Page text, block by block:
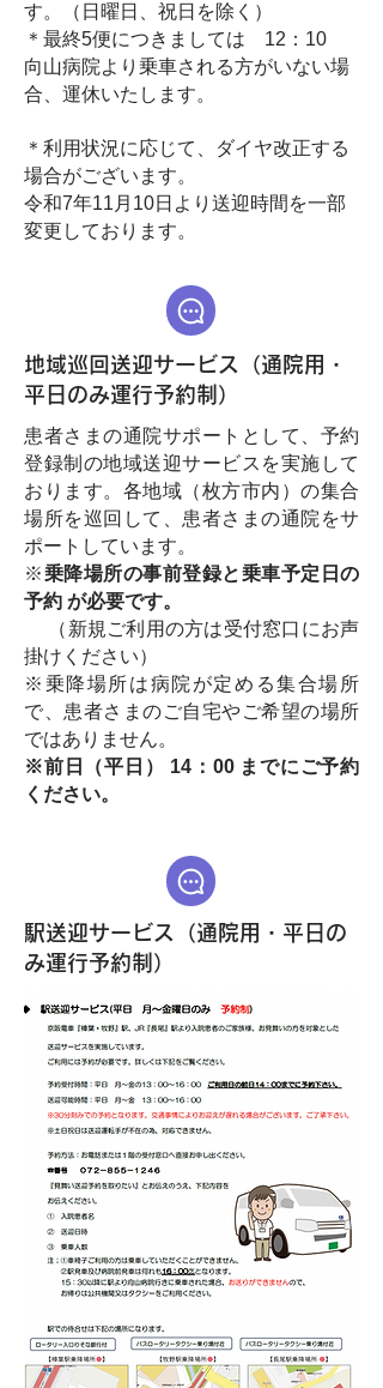
す。（日曜日、祝日を除く）
＊最終5便につきましては 12：10
向山病院より乗車される方がいない場
合、運休いたします。
＊利用状況に応じて、ダイヤ改正する
場合がございます。
​令和7年11月10日より送迎時間を一部
変更しております。
地域巡回送迎サービス（通院用・
平日のみ運行予約制）
患者さまの通院サポートとして、予約
登録制の地域送迎サービスを実施して
おります。各地域（枚方市内）の集合
場所を巡回して、患者さまの通院をサ
ポートしています。
※乗降場所の事前登録と乗車予定日の
予約 が必要です。
（新規ご利用の方は受付窓口にお声
掛けください）
※乗降場所は病院が定める集合場所
で、患者さまのご自宅やご希望の場所
ではありません。
※前日（平日） 14：00 までにご予約
ください。
駅送迎サービス（通院用・平日の
み運行予約制）